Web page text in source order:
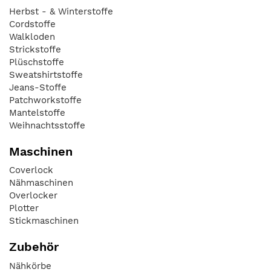
Herbst - & Winterstoffe
Cordstoffe
Walkloden
Strickstoffe
Plüschstoffe
Sweatshirtstoffe
Jeans-Stoffe
Patchworkstoffe
Mantelstoffe
Weihnachtsstoffe
Maschinen
Coverlock
Nähmaschinen
Overlocker
Plotter
Stickmaschinen
Zubehör
Nähkörbe